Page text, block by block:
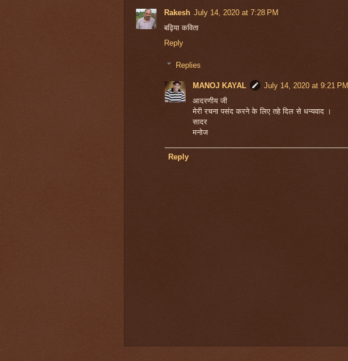
Rakesh July 14, 2020 at 7:28 PM
बढ़िया कविता
Reply
Replies
MANOJ KAYAL
July 14, 2020 at 9:21 PM
आदरणीय जी
मेरी रचना पसंद करने के लिए तहे दिल से धन्यवाद ।
सादर
मनोज
Reply